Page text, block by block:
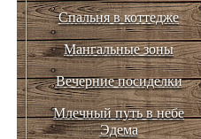
Спальня в коттедже
Мангальные зоны
Вечерние посиделки
Млечный путь в небе
Эдема